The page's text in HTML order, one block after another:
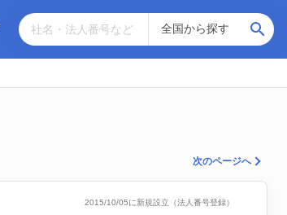
次のページへ
2015/10/05に新規設立（法人番号登録）